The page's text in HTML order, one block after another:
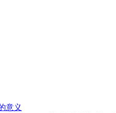
意义